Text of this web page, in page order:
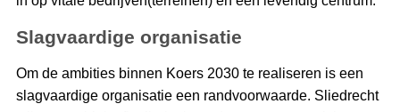
Slagvaardige organisatie
Om de ambities binnen Koers 2030 te realiseren is een
slagvaardige organisatie een randvoorwaarde. Sliedrecht